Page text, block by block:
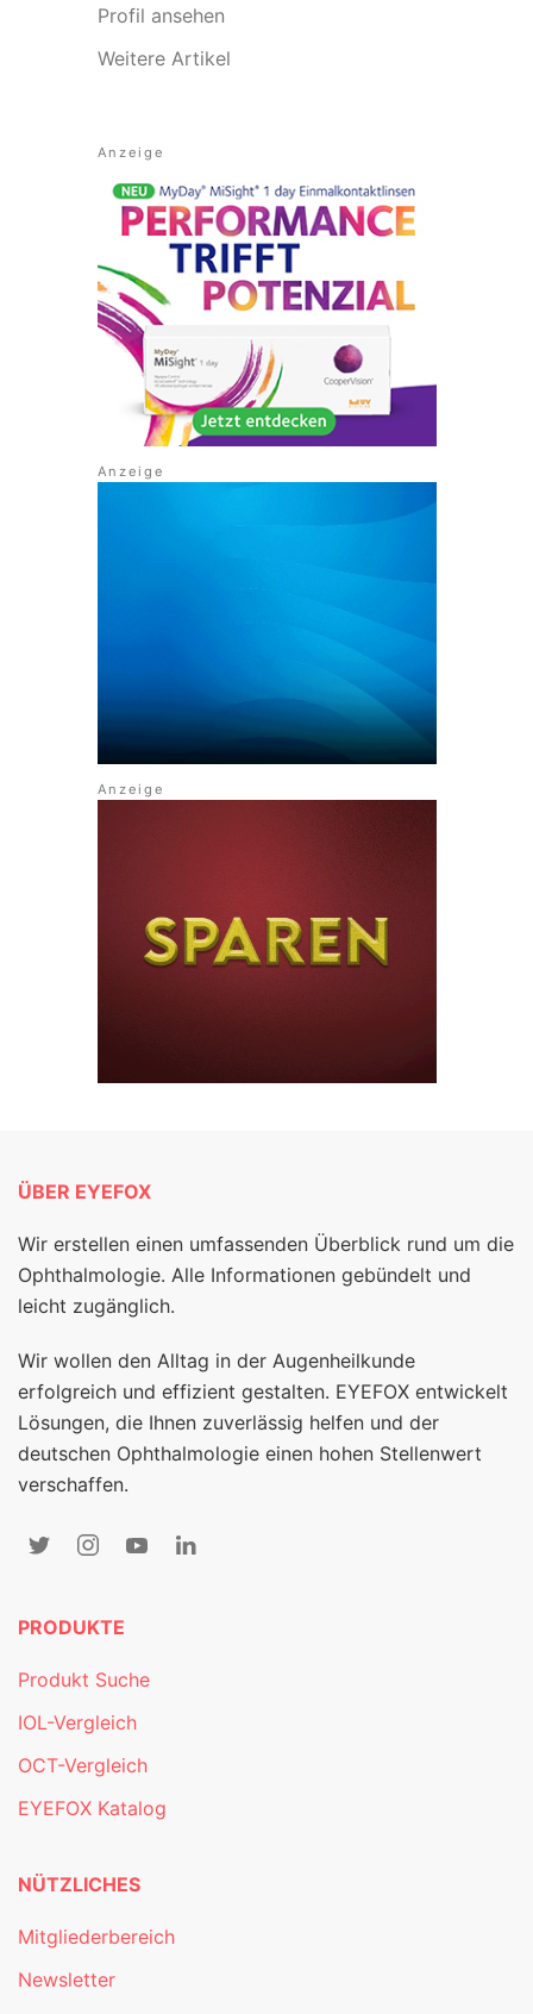
Profil ansehen
Weitere Artikel
ÜBER EYEFOX
Wir erstellen einen umfassenden Überblick rund um die
Ophthalmologie. Alle Informationen gebündelt und
leicht zugänglich.
Wir wollen den Alltag in der Augenheilkunde
erfolgreich und effizient gestalten. EYEFOX entwickelt
Lösungen, die Ihnen zuverlässig helfen und der
deutschen Ophthalmologie einen hohen Stellenwert
verschaffen.
PRODUKTE
Produkt Suche
IOL-Vergleich
OCT-Vergleich
EYEFOX Katalog
NÜTZLICHES
Mitgliederbereich
Newsletter